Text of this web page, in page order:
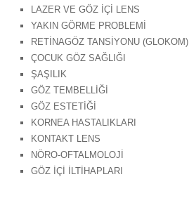
LAZER VE GÖZ İÇİ LENS
YAKIN GÖRME PROBLEMİ
RETİNAGÖZ TANSİYONU (GLOKOM)
ÇOCUK GÖZ SAĞLIĞI
ŞAŞILIK
GÖZ TEMBELLİĞİ
GÖZ ESTETİĞİ
KORNEA HASTALIKLARI
KONTAKT LENS
NÖRO-OFTALMOLOJİ
GÖZ İÇİ İLTİHAPLARI